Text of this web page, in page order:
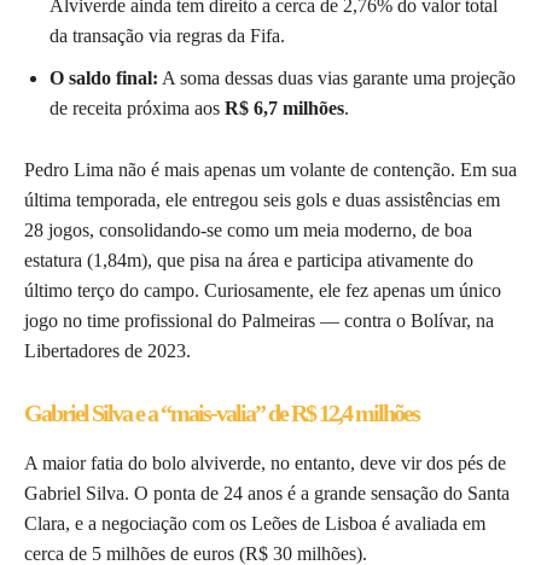
Alviverde ainda tem direito a cerca de 2,76% do valor total
da transação via regras da Fifa.
O saldo final: A soma dessas duas vias garante uma projeção
de receita próxima aos R$ 6,7 milhões.
Pedro Lima não é mais apenas um volante de contenção. Em sua
última temporada, ele entregou seis gols e duas assistências em
28 jogos, consolidando-se como um meia moderno, de boa
estatura (1,84m), que pisa na área e participa ativamente do
último terço do campo. Curiosamente, ele fez apenas um único
jogo no time profissional do Palmeiras — contra o Bolívar, na
Libertadores de 2023.
Gabriel Silva e a “mais-valia” de R$ 12,4 milhões
A maior fatia do bolo alviverde, no entanto, deve vir dos pés de
Gabriel Silva. O ponta de 24 anos é a grande sensação do Santa
Clara, e a negociação com os Leões de Lisboa é avaliada em
cerca de 5 milhões de euros (R$ 30 milhões).